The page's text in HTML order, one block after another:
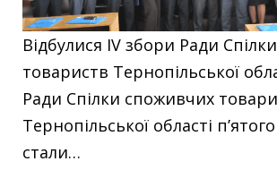
Відбулися IV збори Ради
товариств Тернопільської
Ради Спілки споживчих
Тернопільської області
стали…